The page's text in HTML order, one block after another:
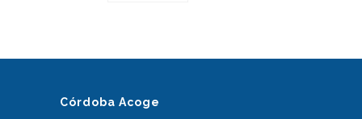
Córdoba Acoge